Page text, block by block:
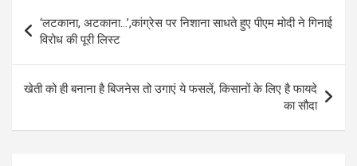
navigation
‘लटकाना, अटकाना…’,कांग्रेस पर निशाना साधते हुए पीएम मोदी ने गिनाई
विरोध की पूरी लिस्ट
खेती को ही बनाना है बिजनेस तो उगाएं ये फसलें, किसानों के लिए है फायदे
का सौदा